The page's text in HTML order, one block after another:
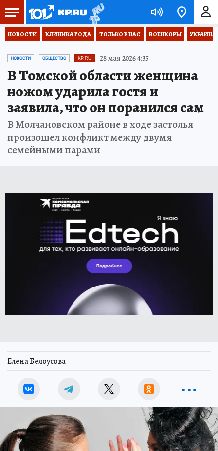
НОВОСТИ КЛИНИКА ГОДА ТОЛЬКО У НАС ВОЕНКОРЫ
НОВОСТИ ОБЩЕСТВО KP.RU 28 мая 2026 4:35
В Томской области женщина
ножом ударила гостя и
заявила, что он поранился сам
В Молчановском районе в ходе застолья
произошел конфликт между двумя
семейными парами
Елена Белоусова